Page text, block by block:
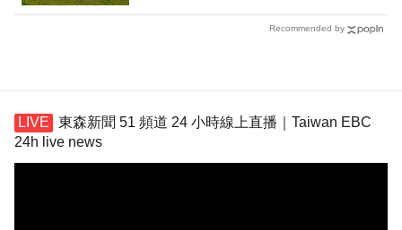
Recommended by
東森新聞 51 頻道 24 小時線上直播｜Taiwan EBC
24h live news